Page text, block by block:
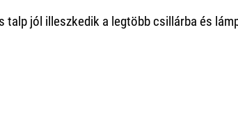
talp jól illeszkedik a legtöbb csillárba és